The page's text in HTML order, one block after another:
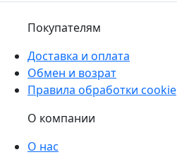
Покупателям
Доставка и оплата
Обмен и возрат
Правила обработки cookie
О компании
О нас